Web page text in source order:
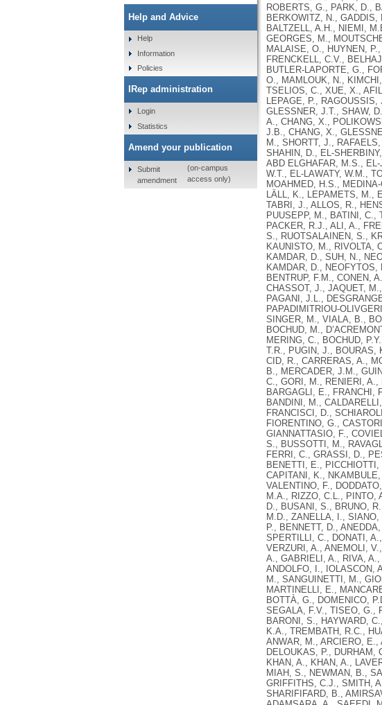
Help and Advice
Help
Information
Policies
IRep administration
Login
Statistics
Amend your publication
Submit
amendment
(on-campus
access only)